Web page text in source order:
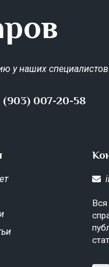
у наших специалистов.
(903) 007-20-58
Вся